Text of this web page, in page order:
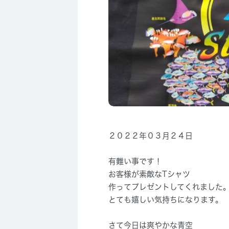
２０２２年０３月２４日
有難い事です！
お客様が素敵なTシャツ
作ってプレゼントしてくれました
とても嬉しい気持ちになります。
さて今日は爽やかな青空